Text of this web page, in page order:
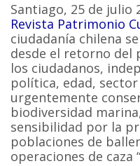
Santiago, 25 de julio
Revista Patrimonio
ciudadanía chilena
desde el retorno del
los ciudadanos,
política, edad,
urgentemente
biodiversidad
sensibilidad por la
poblaciones de
operaciones de caza